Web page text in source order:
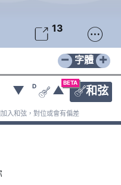
 13 
− +
字體
BETA
和弦
▼ D
 ▲
入和弦，對位或會有偏差